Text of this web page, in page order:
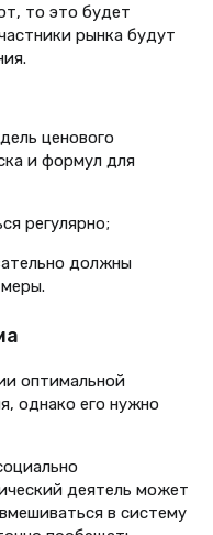
то это будет
рынка будут
ценового
и формул для
регулярно;
должны
оптимальной
однако его нужно
деятель может
в систему